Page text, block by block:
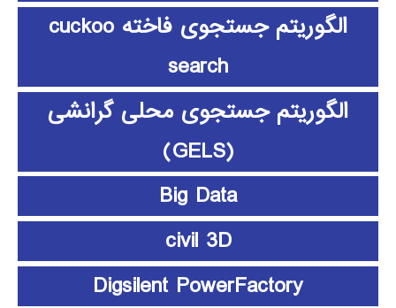
الگوریتم جستجوی فاخته cuckoo
search
الگوریتم جستجوی محلی گرانشی
(GELS)
Big Data
civil 3D
Digsilent PowerFactory